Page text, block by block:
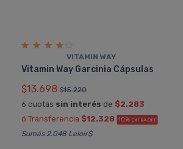
VITAMIN WAY
Vitamin Way Garcinia Cápsulas
$13.698 $15.220
6 cuotas sin interés de $2.283
ó Transferencia $12.328 10% EXTRA OFF
Sumás 2.048 Leloir$